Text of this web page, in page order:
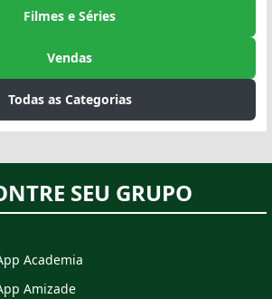
Filmes e Séries
Vendas
Todas as Categorias
SEU GRUPO
Academia
Amizade